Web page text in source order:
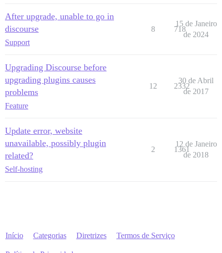
After upgrade, unable to go in
discourse
Support
8 718
15 de Janeiro
de 2024
Upgrading Discourse before
upgrading plugins causes
problems
Feature
12 2332
30 de Abril
de 2017
Update error, website
unavailable, possibly plugin
related?
Self-hosting
2 1361
12 de Janeiro
de 2018
Início Categorias Diretrizes Termos de Serviço